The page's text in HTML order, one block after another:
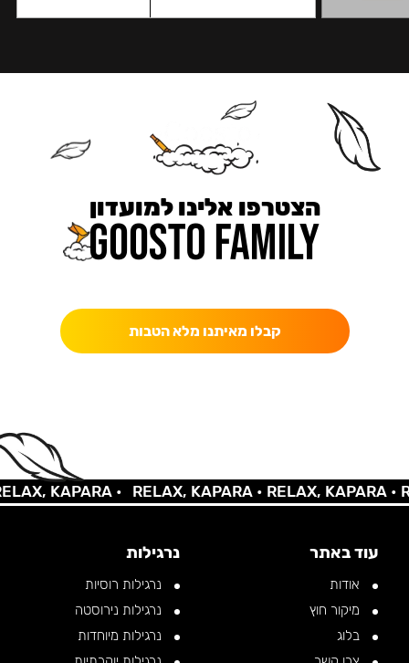
הצטרפו אלינו למועדון
קבלו מאיתנו מלא הטבות
KAPARA • RELAX, KAPARA •RELAX, KAPARA •
עוד באתר
אודות
מיקור חוץ
בלוג
נרגילות
נרגילות רוסיות
נרגילות נירוסטה
נרגילות מיוחדות